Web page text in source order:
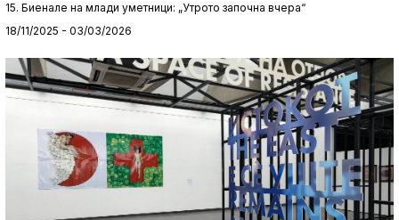
15. Биенале на млади уметници: „Утрото започна вчера“
18/11/2025 - 03/03/2026